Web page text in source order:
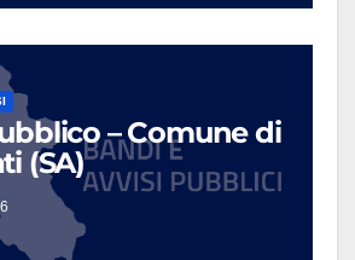
– Comune di
(SA)